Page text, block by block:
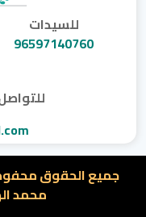
للسيدات
96597140760
جميع الحقوق
محمد